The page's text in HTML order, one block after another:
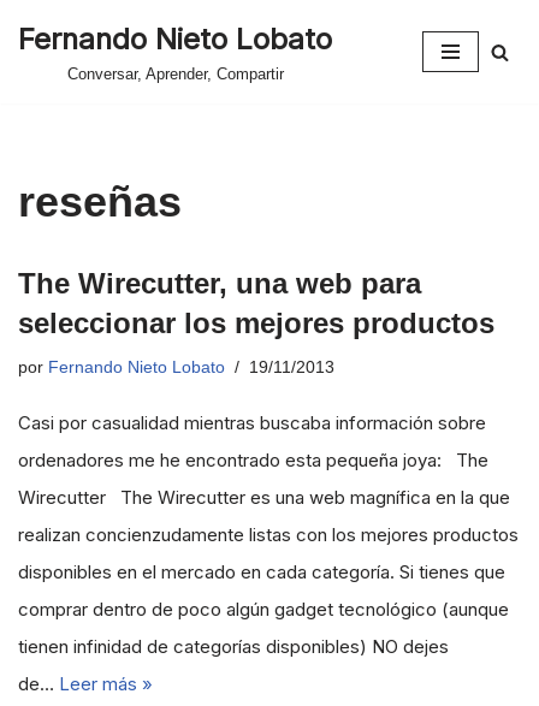
Fernando Nieto Lobato
Conversar, Aprender, Compartir
reseñas
The Wirecutter, una web para
seleccionar los mejores productos
por Fernando Nieto Lobato 19/11/2013
Casi por casualidad mientras buscaba información sobre
ordenadores me he encontrado esta pequeña joya: The
Wirecutter The Wirecutter es una web magnífica en la que
realizan concienzudamente listas con los mejores productos
disponibles en el mercado en cada categoría. Si tienes que
comprar dentro de poco algún gadget tecnológico (aunque
tienen infinidad de categorías disponibles) NO dejes
de… Leer más »